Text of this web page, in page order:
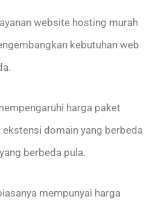
website hosting murah
kebutuhan web
harga paket
domain yang berbeda
berbeda pula.
mempunyai harga